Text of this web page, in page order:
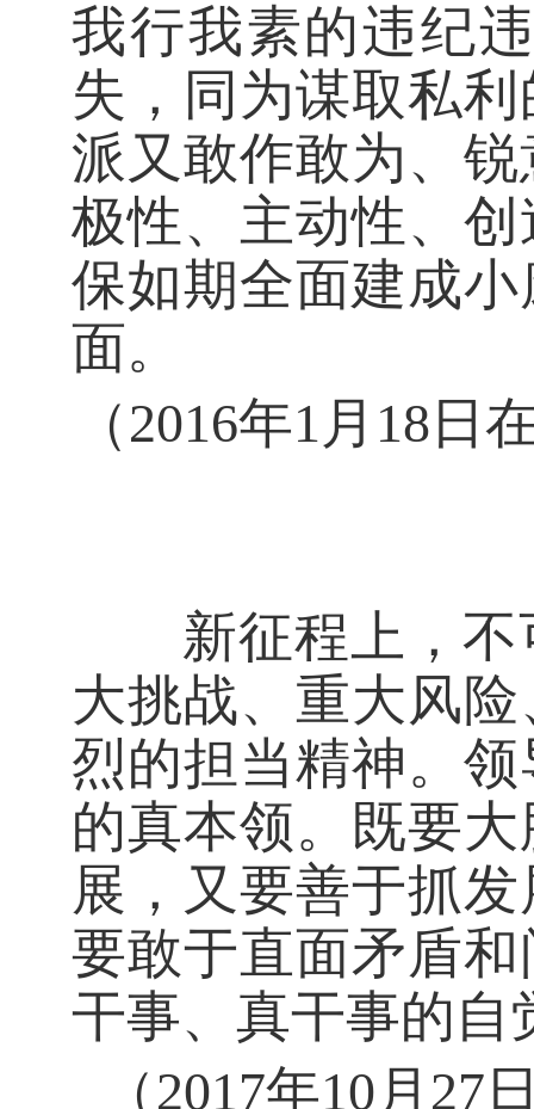
我行我素的违纪
失，同为谋取私
派又敢作敢为、
极性、主动性、
保如期全面建成
面。
（2016年1月18
新征程上，不
大挑战、重大风
烈的担当精神。
的真本领。既要
展，又要善于抓
要敢于直面矛盾
干事、真干事的自
（2017年10月